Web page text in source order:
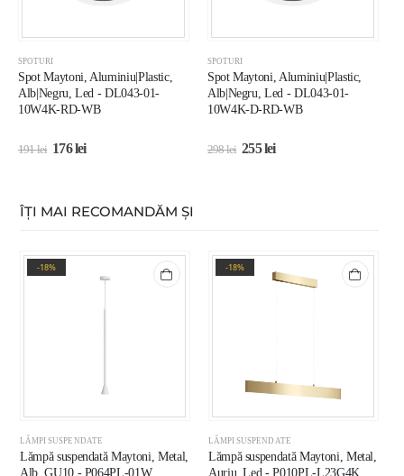
SPOTURI
Spot Maytoni, Aluminiu|Plastic,
Alb|Negru, Led - DL043-01-
10W4K-RD-WB
191lei 176lei
SPOTURI
Spot Maytoni, Aluminiu|Plastic,
Alb|Negru, Led - DL043-01-
10W4K-D-RD-WB
298lei 255lei
ÎȚI MAI RECOMANDĂM ȘI
-18%
LĂMPI SUSPENDATE
Lămpă suspendată Maytoni, Metal,
Alb, GU10 - P064PL-01W
-18%
LĂMPI SUSPENDATE
Lămpă suspendată Maytoni, Metal,
Auriu, Led - P010PL-L23G4K